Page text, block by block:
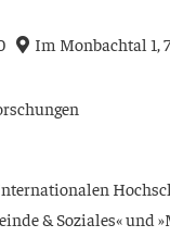
Im Mon­bach­tal 1,
& Sozia­les« und